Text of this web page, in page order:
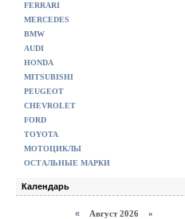
FERRARI
MERCEDES
BMW
AUDI
HONDA
MITSUBISHI
PEUGEOT
CHEVROLET
FORD
TOYOTA
МОТОЦИКЛЫ
ОСТАЛЬНЫЕ МАРКИ
Календарь
« Август 2026 »